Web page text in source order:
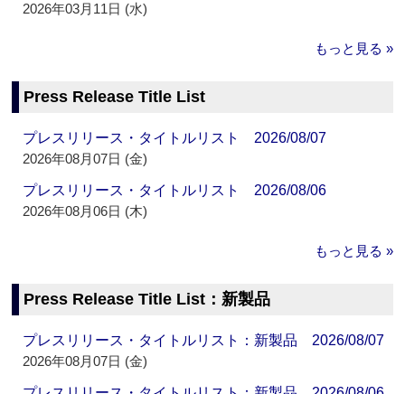
2026年03月11日 (水)
もっと見る »
Press Release Title List
プレスリリース・タイトルリスト 2026/08/07
2026年08月07日 (金)
プレスリリース・タイトルリスト 2026/08/06
2026年08月06日 (木)
もっと見る »
Press Release Title List：新製品
プレスリリース・タイトルリスト：新製品 2026/08/07
2026年08月07日 (金)